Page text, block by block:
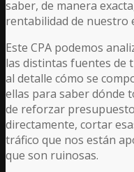
saber, de manera
rentabilidad de nuestro
Este CPA podemos
las distintas fuentes de
al detalle cómo se
ellas para saber dónde
de reforzar
directamente, cortar
tráfico que nos están
que son ruinosas.